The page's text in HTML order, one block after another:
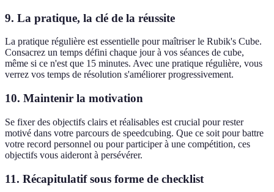
9. La pratique, la clé de la réussite
La pratique régulière est essentielle pour maîtriser le Rubik's Cube.
Consacrez un temps défini chaque jour à vos séances de cube,
même si ce n'est que 15 minutes. Avec une pratique régulière, vous
verrez vos temps de résolution s'améliorer progressivement.
10. Maintenir la motivation
Se fixer des objectifs clairs et réalisables est crucial pour rester
motivé dans votre parcours de speedcubing. Que ce soit pour battre
votre record personnel ou pour participer à une compétition, ces
objectifs vous aideront à persévérer.
11. Récapitulatif sous forme de checklist